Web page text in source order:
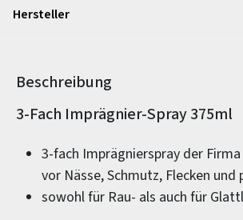
Hersteller
Beschreibung
Produktinformationen
3-Fach Imprägnier-Spray 375ml
3-fach Imprägnierspray der
vor Nässe, Schmutz, Flecken
sowohl für Rau- als auch für